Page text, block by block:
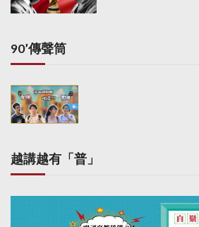
90’傳聲筒
越講越有「普」